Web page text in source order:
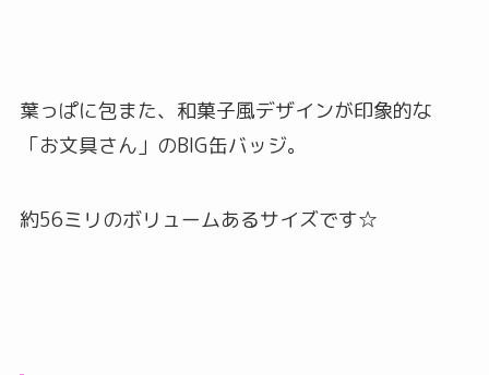
葉っぱに包また、和菓子風デザインが印象的な
「お文具さん」のBIG缶バッジ。
約56ミリのボリュームあるサイズです☆